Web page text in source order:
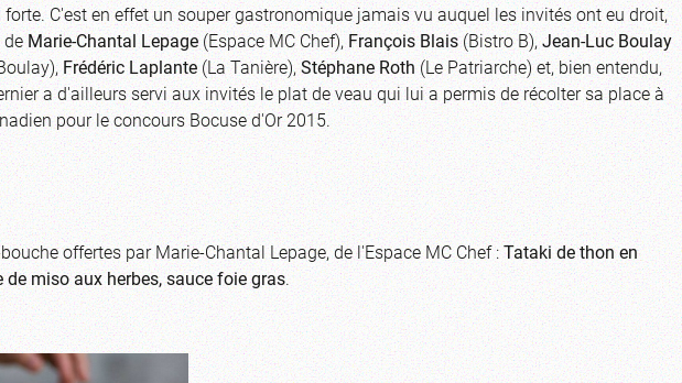
C'est en effet un souper gastronomique jamais vu auquel les invités ont eu droit,
deMarie-Chantal Lepage(Espace MC Chef),François Blais(Bistro B),Jean-Luc Boulay
Frédéric Laplante(La Tanière),Stéphane Roth(Le Patriarche) et, bien entendu,
a d'ailleurs servi aux invités le plat de veau qui lui a permis de récolter sa place à
pour le concours Bocuse d'Or 2015.
offertes par Marie-Chantal Lepage, de l'Espace MC Chef :Tataki de thon en
de miso aux herbes, sauce foie gras.